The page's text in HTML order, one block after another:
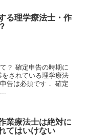
る理学療法士・作
？ 確定申告の時期に
されている理学療法
告は必須です． 確定
業療法士は絶対に
てはいけない